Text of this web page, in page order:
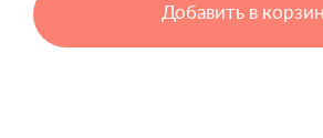
Добавить в